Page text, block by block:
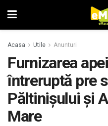
Acasa Utile Anunturi
Furnizarea
întreruptă pre
Păltinişului şi
Mare